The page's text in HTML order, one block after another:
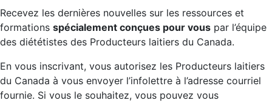
Recevez les dernières nouvelles sur les ressources et
formations spécialement conçues pour vous par l’équipe
des diététistes des Producteurs laitiers du Canada.
En vous inscrivant, vous autorisez les Producteurs laitiers
du Canada à vous envoyer l’infolettre à l’adresse courriel
fournie. Si vous le souhaitez, vous pouvez vous